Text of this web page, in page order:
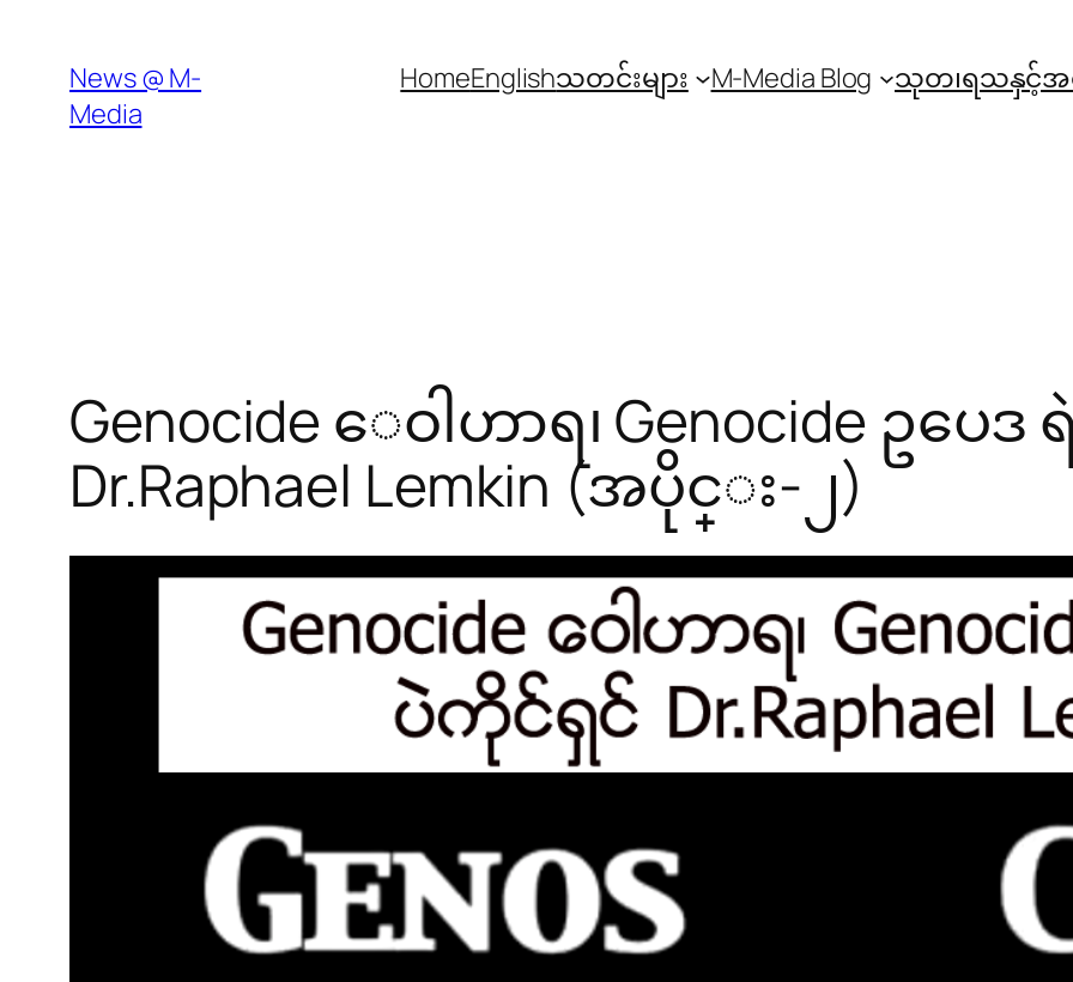
content
News @ M-
Media
HomeEnglishသတင်းများ M-Media Blog သုတ၊ရသနှင့်
Genocide ေဝါဟာရ၊ Genocide ဥပေဒ
Dr.Raphael Lemkin (အပိုင္း-၂)